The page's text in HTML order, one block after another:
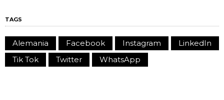
TAGS
Alemania Facebook Instagram
LinkedIn
Tik Tok
Twitter WhatsApp